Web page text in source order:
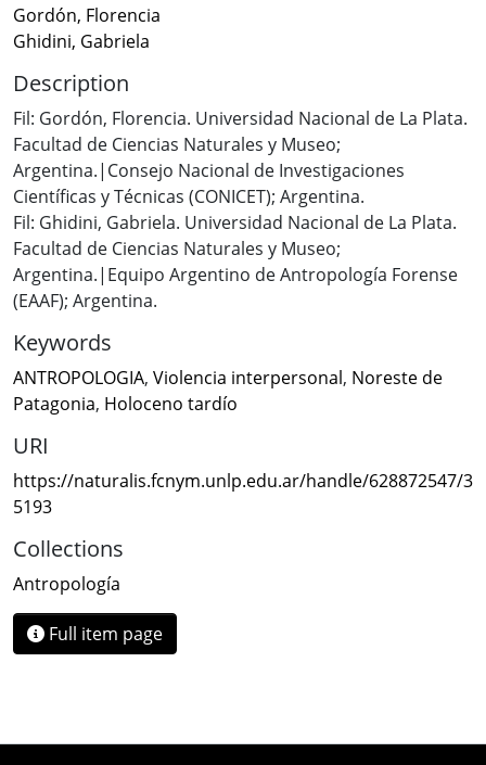
Gordón, Florencia
Ghidini, Gabriela
Description
Fil: Gordón, Florencia. Universidad Nacional de La Plata.
Facultad de Ciencias Naturales y Museo;
Argentina.|Consejo Nacional de Investigaciones
Científicas y Técnicas (CONICET); Argentina.
Fil: Ghidini, Gabriela. Universidad Nacional de La Plata.
Facultad de Ciencias Naturales y Museo;
Argentina.|Equipo Argentino de Antropología Forense
(EAAF); Argentina.
Keywords
ANTROPOLOGIA, Violencia interpersonal, Noreste de
Patagonia, Holoceno tardío
URI
https://naturalis.fcnym.unlp.edu.ar/handle/628872547/3
5193
Collections
Antropología
Full item page